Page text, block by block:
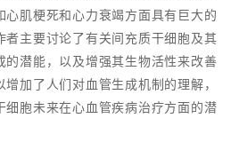
心肌梗死和心力衰竭方面具有巨大的
者主要讨论了有关间充质干细胞及其
的潜能，以及增强其生物活性来改善
加了人们对血管生成机制的理解，
细胞未来在心血管疾病治疗方面的潜